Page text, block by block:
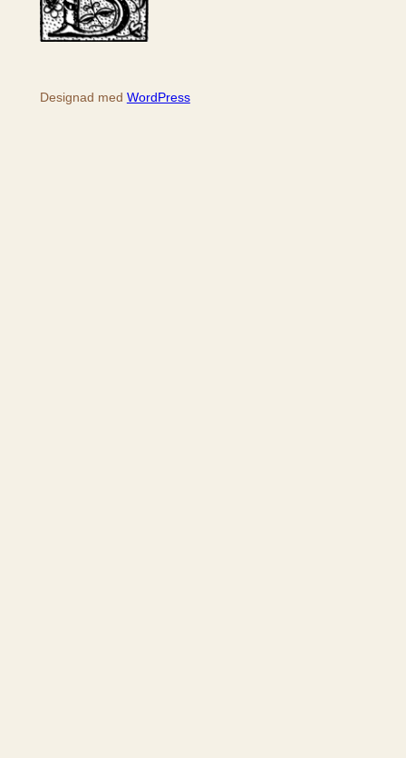
Designad med WordPress